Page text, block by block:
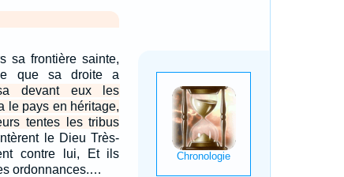
sa frontière sainte,
que sa droite a
devant eux les
le pays en héritage,
tentes les tribus
le Dieu Très-
contre lui, Et ils
ordonnances.…